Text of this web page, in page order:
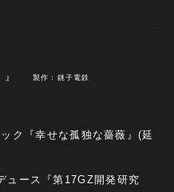
』 製作：銚子電鉄
ク『幸せな孤独な薔薇』(延
ュース『第17GZ開発研究